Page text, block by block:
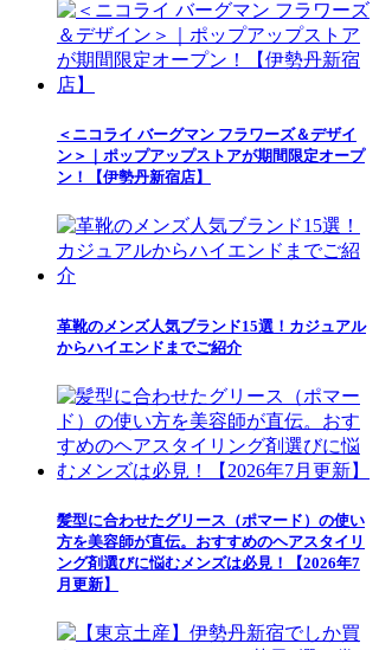
＜ニコライ バーグマン フラワーズ＆デザイ
ン＞｜ポップアップストアが期間限定オープ
ン！【伊勢丹新宿店】
革靴のメンズ人気ブランド15選！カジュアル
からハイエンドまでご紹介
髪型に合わせたグリース（ポマード）の使い
方を美容師が直伝。おすすめのヘアスタイリ
ング剤選びに悩むメンズは必見！【2026年7
月更新】